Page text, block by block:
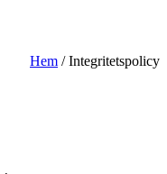
Hem /Integritetspolicy